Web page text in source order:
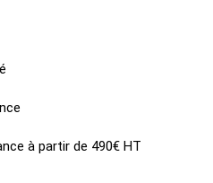
à partir de 490€ HT